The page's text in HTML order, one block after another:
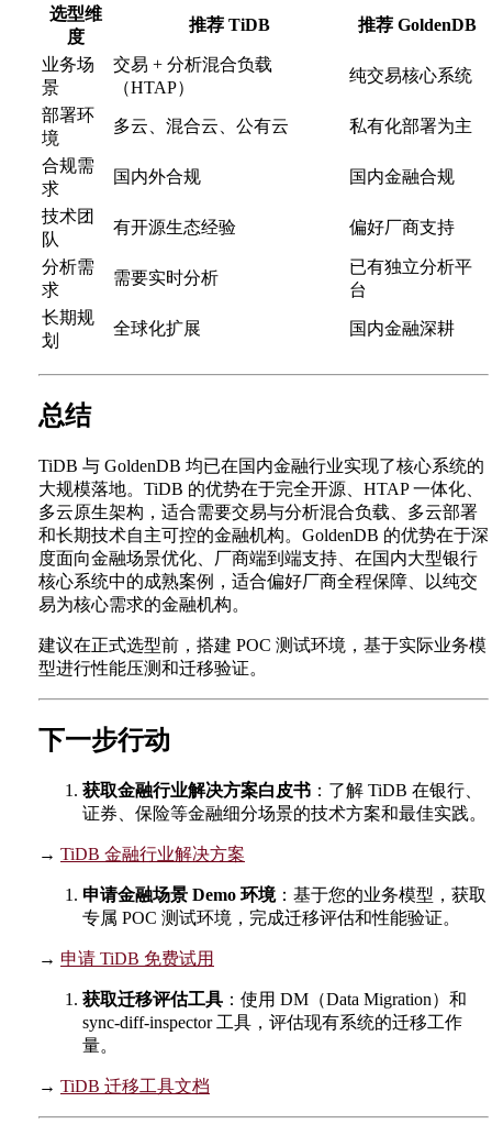
选型维
度
推荐 TiDB 推荐 GoldenDB
业务场
景
交易 + 分析混合负载
（HTAP）
纯交易核心系统
部署环
境
多云、混合云、公有云 私有化部署为主
合规需
求
国内外合规 国内金融合规
技术团
队
有开源生态经验 偏好厂商支持
分析需
求
需要实时分析
已有独立分析平
台
长期规
划
全球化扩展 国内金融深耕
总结
TiDB 与 GoldenDB 均已在国内金融行业实现了核心系统的
大规模落地。TiDB 的优势在于完全开源、HTAP 一体化、
多云原生架构，适合需要交易与分析混合负载、多云部署
和长期技术自主可控的金融机构。GoldenDB 的优势在于深
度面向金融场景优化、厂商端到端支持、在国内大型银行
核心系统中的成熟案例，适合偏好厂商全程保障、以纯交
易为核心需求的金融机构。
建议在正式选型前，搭建 POC 测试环境，基于实际业务模
型进行性能压测和迁移验证。
下一步行动
获取金融行业解决方案白皮书 ：了解 TiDB 在银行、
证券、保险等金融细分场景的技术方案和最佳实践。
→ TiDB 金融行业解决方案
申请金融场景 Demo 环境：基于您的业务模型，获取
专属 POC 测试环境，完成迁移评估和性能验证。
→ 申请 TiDB 免费试用
获取迁移评估工具 ：使用 DM（Data Migration）和
sync-diff-inspector 工具，评估现有系统的迁移工作
量。
→ TiDB 迁移工具文档